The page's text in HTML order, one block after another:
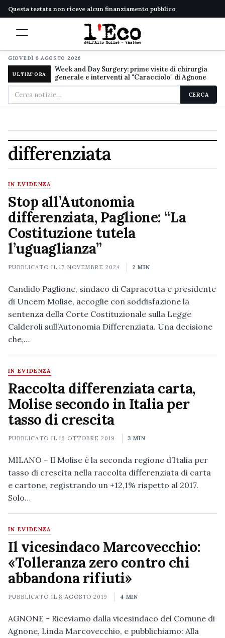
Questa testata non riceve alcun finanziamento pubblico
GIOVEDÌ 6 AGOSTO 2026
ULTIM'ORA
Week and Day Surgery: prime visite di chirurgia
generale e interventi al "Caracciolo" di Agnone
Cerca
nel
CERCA
differenziata
IN EVIDENZA
Stop all’Autonomia
differenziata, Paglione: “La
Costituzione tutela
l’uguaglianza”
PUBBLICATO IL17 NOVEMBRE 2024 2 MIN
Candido Paglione, sindaco di Capracotta e presidente
di Uncem Molise, accoglie con soddisfazione la
sentenza della Corte Costituzionale sulla Legge
Calderoli sull’Autonomia Differenziata. Una decisione
che,…
IN EVIDENZA
Raccolta differenziata carta,
Molise secondo in Italia per
tasso di crescita
PUBBLICATO IL16 OTTOBRE 2019 3 MIN
MILANO – Il Molise è la seconda regione d’Italia per
tasso di crescita nella raccolta differenziata di carta
e cartone, registrando un +12,1% rispetto al 2017.
Solo…
IN EVIDENZA
Il vicesindaco Marcovecchio:
«Tolleranza zero contro chi
abbandona rifiuti»
PUBBLICATO IL 8 AGOSTO 2019 4 MIN
AGNONE - Riceviamo dalla vicesindaco del Comune di
Agnone, Linda Marcovecchio, e pubblichiamo: Alla